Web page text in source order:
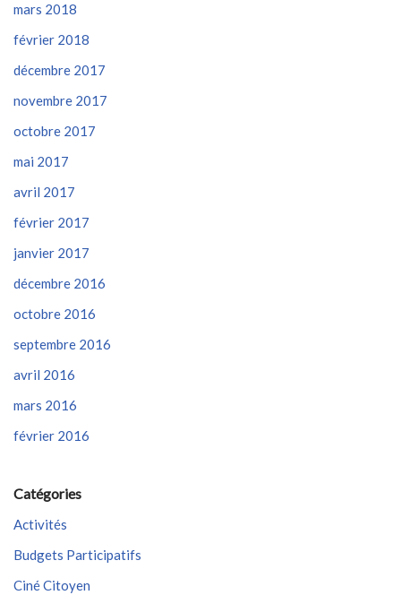
mars 2018
février 2018
décembre 2017
novembre 2017
octobre 2017
mai 2017
avril 2017
février 2017
janvier 2017
décembre 2016
octobre 2016
septembre 2016
avril 2016
mars 2016
février 2016
Catégories
Activités
Budgets Participatifs
Ciné Citoyen